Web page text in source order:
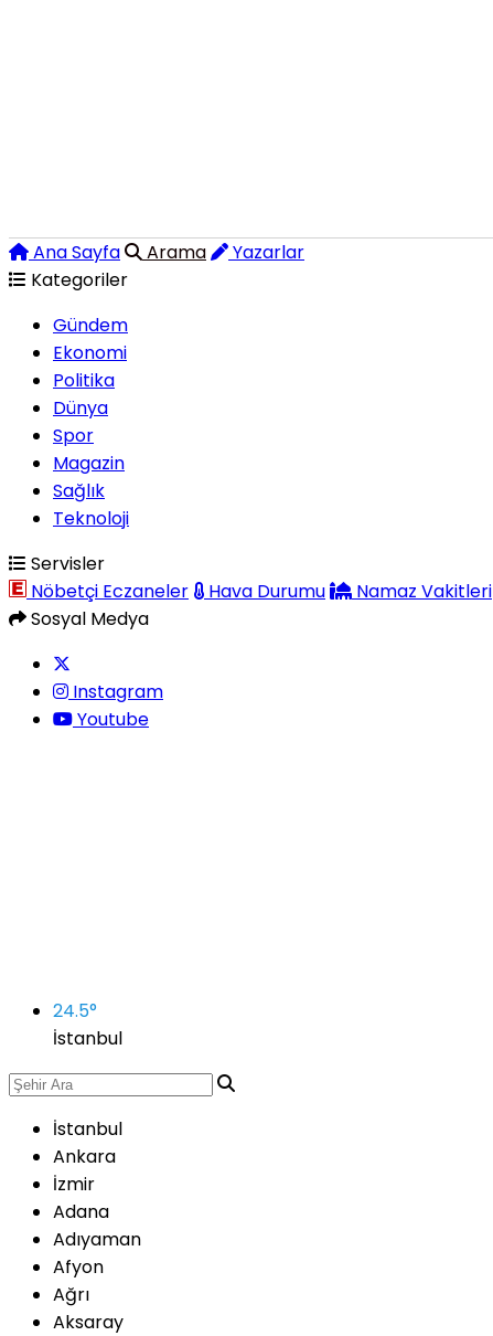
Ana Sayfa Arama
Yazarlar
Kategoriler
Gündem
Ekonomi
Politika
Dünya
Spor
Magazin
Sağlık
Teknoloji
Servisler
Nöbetçi Eczaneler
Hava Durumu Namaz Vakitleri
Sosyal Medya
Instagram
Youtube
24.5°
İstanbul
İstanbul
Ankara
İzmir
Adana
Adıyaman
Afyon
Ağrı
Aksaray